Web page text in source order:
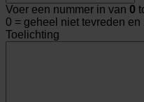
Voer een nummer in van 0
0 = geheel niet tevreden
Toelichting